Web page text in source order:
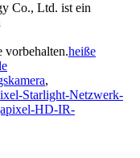
Co., Ltd. ist ein
vorbehalten.heiße
,
Starlight-Netzwerk-
HD-IR-